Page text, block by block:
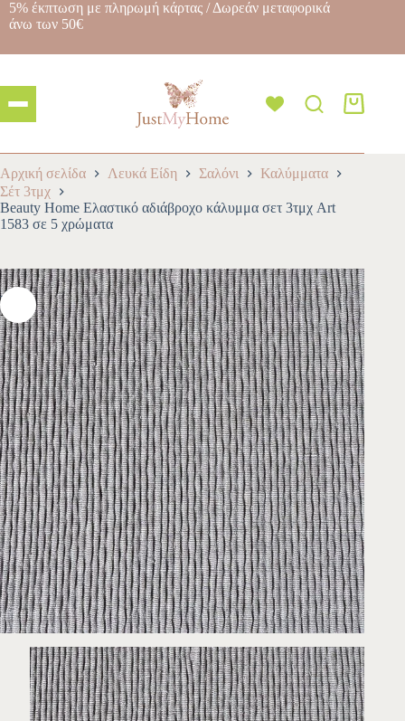
5% έκπτωση με πληρωμή κάρτας / Δωρεάν μεταφορικά
άνω των 50€
Αρχική σελίδα Λευκά Είδη Σαλόνι
Καλύμματα
Σέτ 3τμχ
Beauty Home Ελαστικό αδιάβροχο κάλυμμα σετ 3τμχ Art
1583 σε 5 χρώματα
-10%
NEW